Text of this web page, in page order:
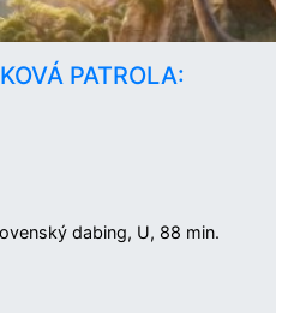
PATROLA:
dabing, U, 88 min.